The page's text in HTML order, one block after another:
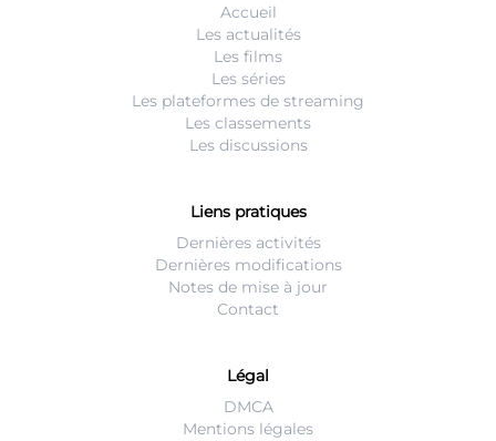
Accueil
Les actualités
Les films
Les séries
Les plateformes de streaming
Les classements
Les discussions
Liens pratiques
Dernières activités
Dernières modifications
Notes de mise à jour
Contact
Légal
DMCA
Mentions légales